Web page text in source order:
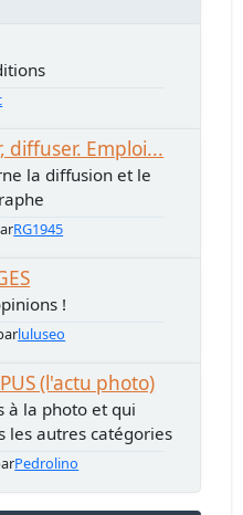
diffuser. Emploi...
la diffusion et le
RG1945
!
luluseo
(l'actu photo)
à la photo et qui
les autres catégories
Pedrolino